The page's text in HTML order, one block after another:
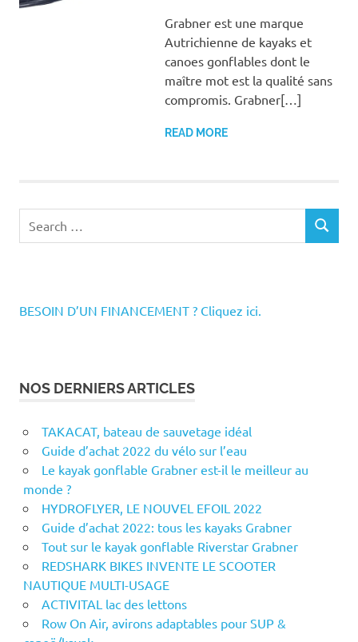
Grabner est une marque
Autrichienne de kayaks et
canoes gonflables dont le
maître mot est la qualité sans
compromis. Grabner[…]
READ MORE
for:
SEARCH
BESOIN D’UN FINANCEMENT ? Cliquez ici.
NOS DERNIERS ARTICLES
TAKACAT, bateau de sauvetage idéal
Guide d’achat 2022 du vélo sur l’eau
Le kayak gonflable Grabner est-il le meilleur au
monde ?
HYDROFLYER, LE NOUVEL EFOIL 2022
Guide d’achat 2022: tous les kayaks Grabner
Tout sur le kayak gonflable Riverstar Grabner
REDSHARK BIKES INVENTE LE SCOOTER
NAUTIQUE MULTI-USAGE
ACTIVITAL lac des lettons
Row On Air, avirons adaptables pour SUP &